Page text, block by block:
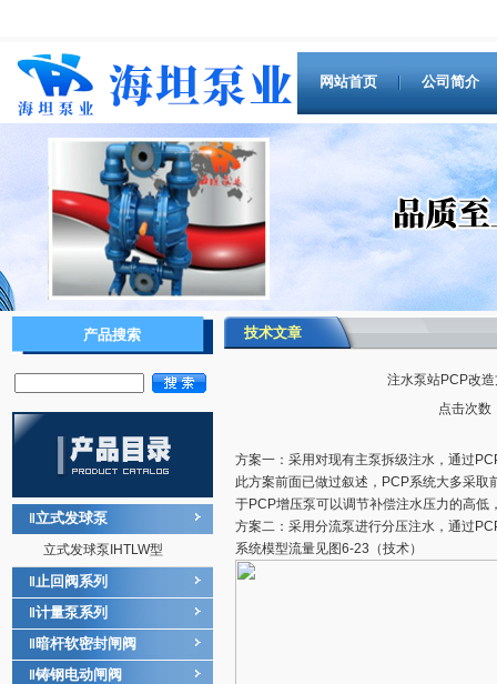
网站首页 公司简介
产品搜索
立式发球泵
立式发球泵IHTLW型
止回阀系列
计量泵系列
暗杆软密封闸阀
铸钢电动闸阀
技术文章
注水泵站PCP改
点击次数
方案一：采用对现有主泵拆级注水，通过
此方案前面已做过叙述，PCP系统大多采
于PCP增压泵可以调节补偿注水压力的高
方案二：采用分流泵进行分压注水，通过
系统模型流量见图6-23（技术）